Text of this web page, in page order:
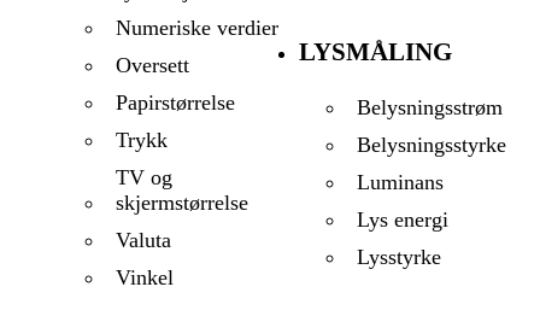
Numeriske verdier
Oversett
Papirstørrelse
Trykk
TV og
skjermstørrelse
Valuta
Vinkel
LYSMÅLING
Belysningsstrøm
Belysningsstyrke
Luminans
Lys energi
Lysstyrke